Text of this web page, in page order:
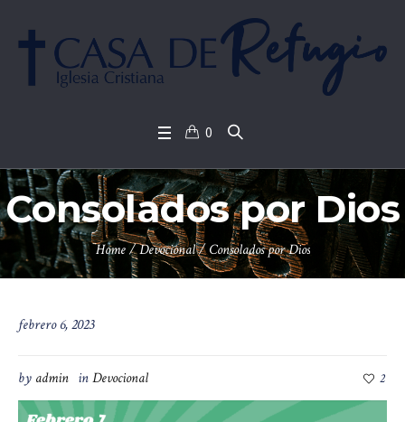
0
Consolados por Dios
Home/Devocional/Consolados por Dios
febrero 6, 2023
by admin inDevocional 2